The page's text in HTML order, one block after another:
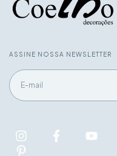
ASSINE NOSSA NEWSLETTER